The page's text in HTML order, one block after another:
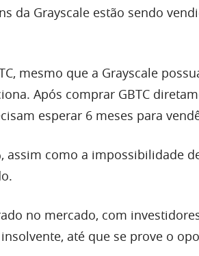
da Grayscale estão sendo
mesmo que a Grayscale
Após comprar GBTC
esperar 6 meses para
assim como a impossibilidade
no mercado, com
até que se prove o